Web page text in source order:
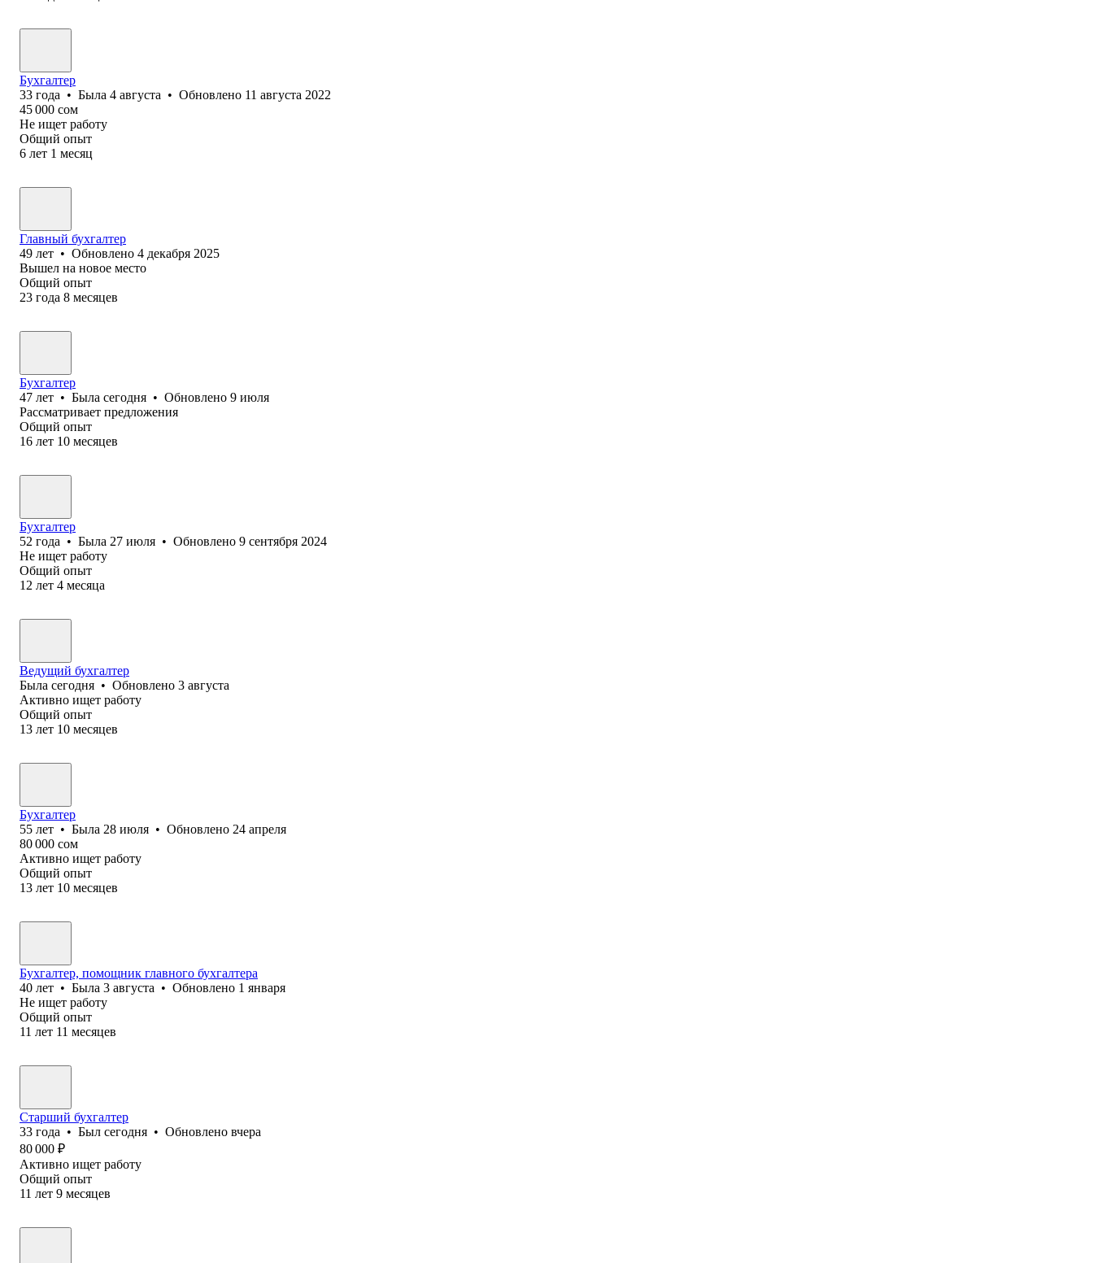
Бухгалтер
33 года • Была 4 августа • Обновлено 11 августа 2022
45 000 сом
Не ищет работу
Общий опыт
6 лет 1 месяц
Главный бухгалтер
49 лет • Обновлено 4 декабря 2025
Вышел на новое место
Общий опыт
23 года 8 месяцев
Бухгалтер
47 лет • Была сегодня • Обновлено 9 июля
Рассматривает предложения
Общий опыт
16 лет 10 месяцев
Бухгалтер
52 года • Была 27 июля • Обновлено 9 сентября 2024
Не ищет работу
Общий опыт
12 лет 4 месяца
Ведущий бухгалтер
Была сегодня • Обновлено 3 августа
Активно ищет работу
Общий опыт
13 лет 10 месяцев
Бухгалтер
55 лет • Была 28 июля • Обновлено 24 апреля
80 000 сом
Активно ищет работу
Общий опыт
13 лет 10 месяцев
Бухгалтер, помощник главного бухгалтера
40 лет • Была 3 августа • Обновлено 1 января
Не ищет работу
Общий опыт
11 лет 11 месяцев
Старший бухгалтер
33 года • Был сегодня • Обновлено вчера
80 000 ₽
Активно ищет работу
Общий опыт
11 лет 9 месяцев